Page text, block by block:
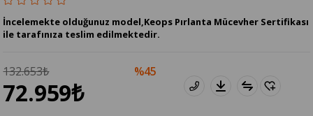
İncelemekte olduğunuz model,Keops Pırlanta Mücevher Sertifikası
ile tarafınıza teslim edilmektedir.
132.653₺
72.959₺
45